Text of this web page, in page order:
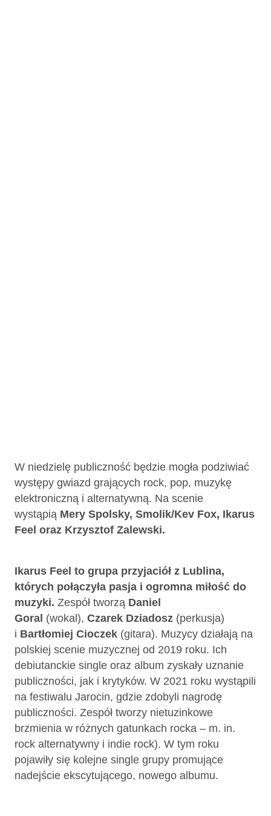
W niedzielę publiczność będzie mogła podziwiać
występy gwiazd grających rock, pop, muzykę
elektroniczną i alternatywną. Na scenie
wystąpią Mery Spolsky, Smolik/Kev Fox, Ikarus
Feel oraz Krzysztof Zalewski.
Ikarus Feel to grupa przyjaciół z Lublina,
których połączyła pasja i ogromna miłość do
muzyki. Zespół tworzą Daniel
Goral (wokal), Czarek Dziadosz (perkusja)
i Bartłomiej Cioczek (gitara). Muzycy działają na
polskiej scenie muzycznej od 2019 roku. Ich
debiutanckie single oraz album zyskały uznanie
publiczności, jak i krytyków. W 2021 roku wystąpili
na festiwalu Jarocin, gdzie zdobyli nagrodę
publiczności. Zespół tworzy nietuzinkowe
brzmienia w różnych gatunkach rocka – m. in.
rock alternatywny i indie rock). W tym roku
pojawiły się kolejne single grupy promujące
nadejście ekscytującego, nowego albumu.